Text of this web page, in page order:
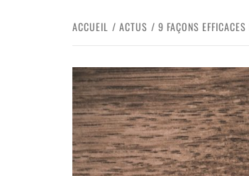
ACCUEIL ACTUS 9 FAÇONS